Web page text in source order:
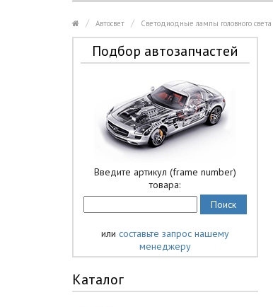
Автосвет Светодиодные лампы головного света
Подбор автозапчастей
Введите артикул (frame number)
товара:
или составьте запрос нашему
менеджеру
Каталог